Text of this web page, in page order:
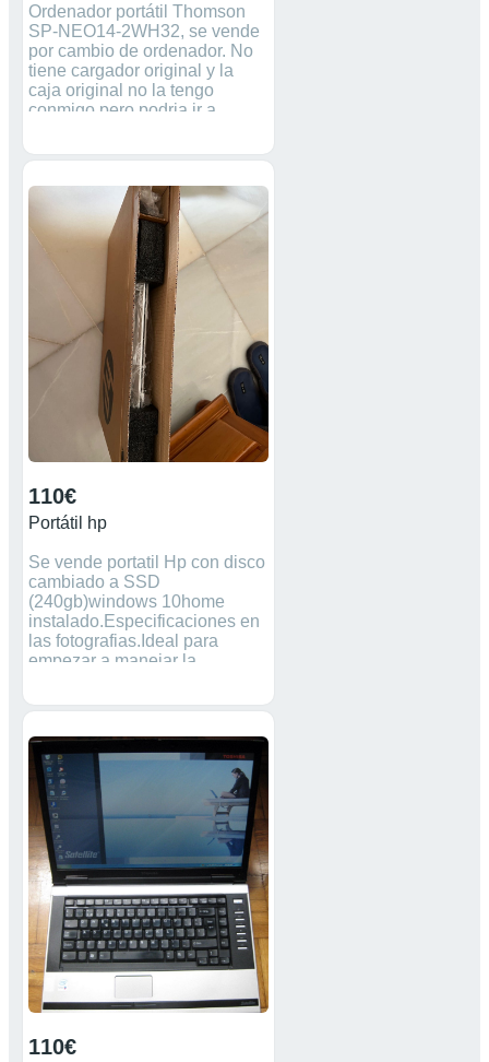
Ordenador portátil Thomson
SP-NEO14-2WH32, se vende
por cambio de ordenador. No
tiene cargador original y la
caja original no la tengo
conmigo pero podria ir a
110€
Portátil hp
Se vende portatil Hp con disco
cambiado a SSD
(240gb)windows 10home
instalado.Especificaciones en
las fotografias.Ideal para
empezar a manejar la
funciona)
110€